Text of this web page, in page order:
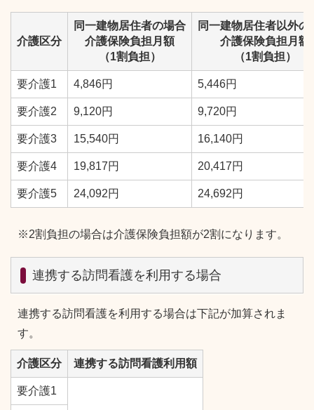
介護区分
同一建物居住者の場合
介護保険負担月額
（1割負担）
同一建物居住者以外の
介護保険負担月額
（1割負担）
要介護1 4,846円 5,446円
要介護2 9,120円 9,720円
要介護3 15,540円 16,140円
要介護4 19,817円 20,417円
要介護5 24,092円 24,692円
※2割負担の場合は介護保険負担額が2割になります。
連携する訪問看護を利用する場合
連携する訪問看護を利用する場合は下記が加算されま
す。
介護区分 連携する訪問看護利用額
要介護1